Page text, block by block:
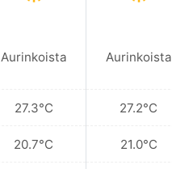
Aurinkoista
27.3°C
20.7°C
Aurinkoista
27.2°C
21.0°C